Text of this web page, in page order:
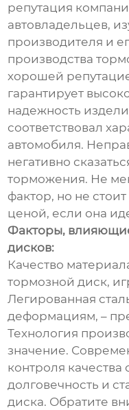
репутация
автовладельцев,
производителя и
производства
хорошей
гарантирует
надежность
соответствовал
автомобиля.
негативно
торможения. Не
фактор, но не
ценой, если она
Факторы,
дисков:
Качество
тормозной диск,
Легированная
деформациям, –
Технология
значение.
контроля качества
долговечность и
диска. Обратите